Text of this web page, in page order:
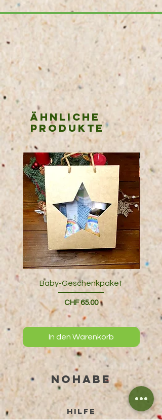
Ähnliche
Produkte
Baby-Geschenkpaket
Preis
CHF 65.00
In den Warenkorb
NOHABE
HILFE